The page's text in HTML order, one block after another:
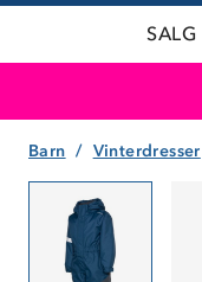
SALG
Barn Vinterdresser